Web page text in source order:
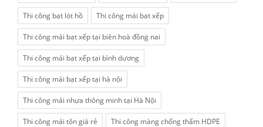
Thi công bạt lót hồ Thi công mái bạt xếp
Thi công mái bạt xếp tại biên hoà đồng nai
Thi công mái bạt xếp tại bình dương
Thi công mái bạt xếp tại hà nội
Thi công mái nhựa thông minh tại Hà Nội
Thi công mái tôn giá rẻ Thi công màng chống thấm HDPE